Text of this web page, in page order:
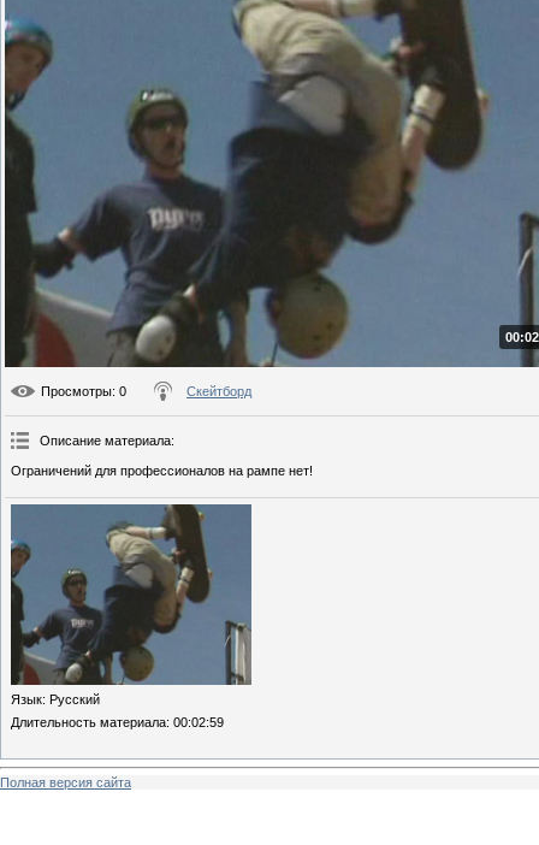
Просмотры: 0 Скейтборд
Описание материала:
Ограничений для профессионалов на рампе нет!
Язык: Русский
Длительность материала: 00:02:59
Полная версия сайта